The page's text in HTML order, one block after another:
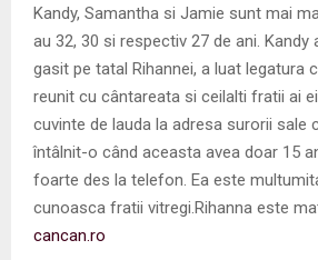
Kandy, Samantha si Jamie sunt mai
au 32, 30 si respectiv 27 de ani.
gasit pe tatal Rihannei, a luat legatura
reunit cu cântareata si ceilalti fratii ai
cuvinte de lauda la adresa surorii sale
întâlnit-o când aceasta avea doar 15
foarte des la telefon. Ea este
cunoasca fratii vitregi.Rihanna este
cancan.ro